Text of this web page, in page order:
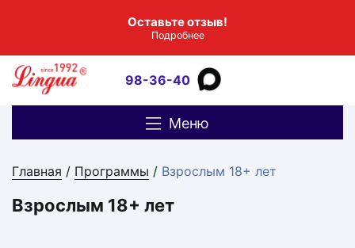
Оставьте отзыв!
Подробнее
98-36-40
Меню
Главная / Программы / Взрослым 18+ лет
Взрослым 18+ лет